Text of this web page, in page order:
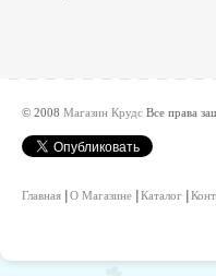
© 2008 Магазин Крудс Все права
Главная О Магазине Каталог